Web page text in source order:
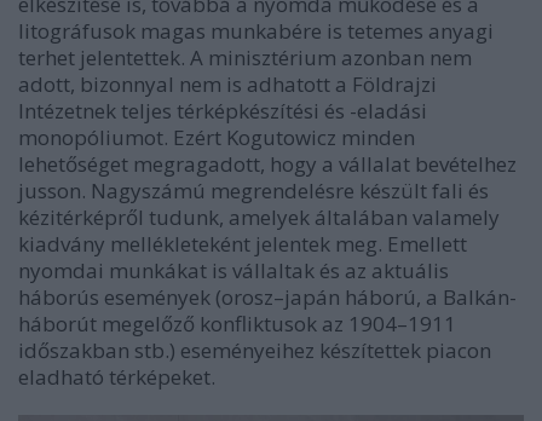
litográfusok magas munkabére is tetemes anyagi
terhet jelentettek. A minisztérium azonban nem
adott, bizonnyal nem is adhatott a Földrajzi
Intézetnek teljes térképkészítési és -eladási
monopóliumot. Ezért Kogutowicz minden
lehetőséget megragadott, hogy a vállalat bevételhez
jusson. Nagyszámú megrendelésre készült fali és
kézitérképről tudunk, amelyek általában valamely
kiadvány mellékleteként jelentek meg. Emellett
nyomdai munkákat is vállaltak és az aktuális
háborús események (orosz–japán háború, a Balkán-
háborút megelőző konfliktusok az 1904–1911
időszakban stb.) eseményeihez készítettek piacon
eladható térképeket.